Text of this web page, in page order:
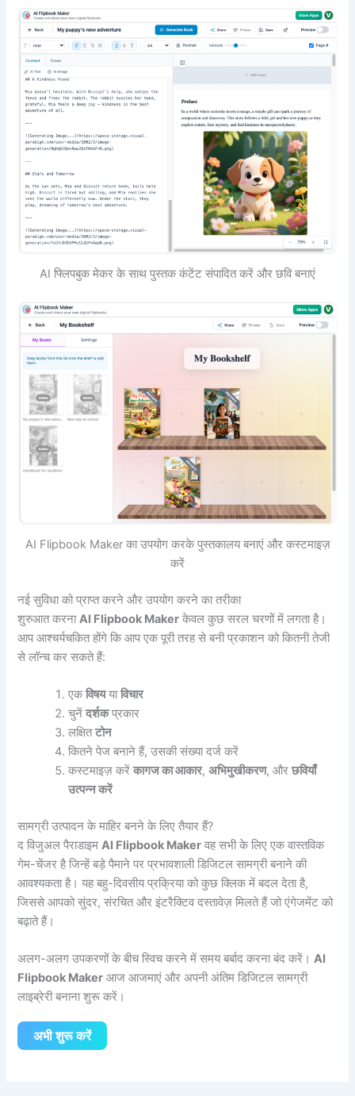
AI फ्लिपबुक मेकर के साथ पुस्तक कंटेंट संपादित करें और छवि बनाएं
AI Flipbook Maker का उपयोग करके पुस्तकालय बनाएं और कस्टमाइज़
करें
नई सुविधा को प्राप्त करने और उपयोग करने का तरीका
शुरुआत करनाAI Flipbook Maker केवल कुछ सरल चरणों में लगता है।
आप आश्चर्यचकित होंगे कि आप एक पूरी तरह से बनी प्रकाशन को कितनी तेजी
से लॉन्च कर सकते हैं:
एकविषययाविचार
चुनेंदर्शकप्रकार
लक्षितटोन
कितने पेज बनाने हैं, उसकी संख्या दर्ज करें
कस्टमाइज़ करेंकागज का आकार,अभिमुखीकरण, औरछवियाँ
उत्पन्न करें
सामग्री उत्पादन के माहिर बनने के लिए तैयार हैं?
द विजुअल पैराडाइमAI Flipbook Maker वह सभी के लिए एक वास्तविक
गेम-चेंजर है जिन्हें बड़े पैमाने पर प्रभावशाली डिजिटल सामग्री बनाने की
आवश्यकता है। यह बहु-दिवसीय प्रक्रिया को कुछ क्लिक में बदल देता है,
जिससे आपको सुंदर, संरचित और इंटरैक्टिव दस्तावेज़ मिलते हैं जो एंगेजमेंट को
बढ़ाते हैं।
अलग-अलग उपकरणों के बीच स्विच करने में समय बर्बाद करना बंद करें।AI
Flipbook Maker आज आजमाएं और अपनी अंतिम डिजिटल सामग्री
लाइब्रेरी बनाना शुरू करें।
अभी शुरू करें